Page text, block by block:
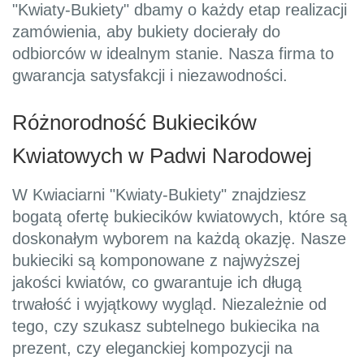
"Kwiaty-Bukiety" dbamy o każdy etap realizacji
zamówienia, aby bukiety docierały do
odbiorców w idealnym stanie. Nasza firma to
gwarancja satysfakcji i niezawodności.
Różnorodność Bukiecików
Kwiatowych w Padwi Narodowej
W Kwiaciarni "Kwiaty-Bukiety" znajdziesz
bogatą ofertę bukiecików kwiatowych, które są
doskonałym wyborem na każdą okazję. Nasze
bukieciki są komponowane z najwyższej
jakości kwiatów, co gwarantuje ich długą
trwałość i wyjątkowy wygląd. Niezależnie od
tego, czy szukasz subtelnego bukiecika na
prezent, czy eleganckiej kompozycji na